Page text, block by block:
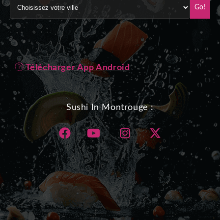
Go!
Télécharger App Android
Sushi In Montrouge :